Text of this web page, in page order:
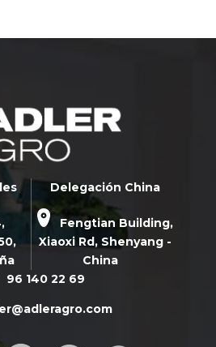
,
Delegación China
Fengtian Building,
Xiaoxi Rd,Shenyang -
China
96 140 22 69